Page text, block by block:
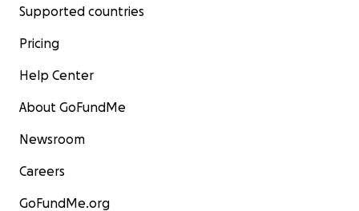
Supported countries
Pricing
Help Center
About GoFundMe
Newsroom
Careers
GoFundMe.org